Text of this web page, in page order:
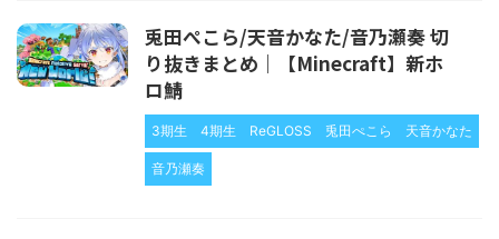
兎田ぺこら/天音かなた/音乃瀬奏 切
り抜きまとめ｜【Minecraft】新ホ
ロ鯖
3期生 4期生 ReGLOSS 兎田ぺこら 天音かなた
音乃瀬奏